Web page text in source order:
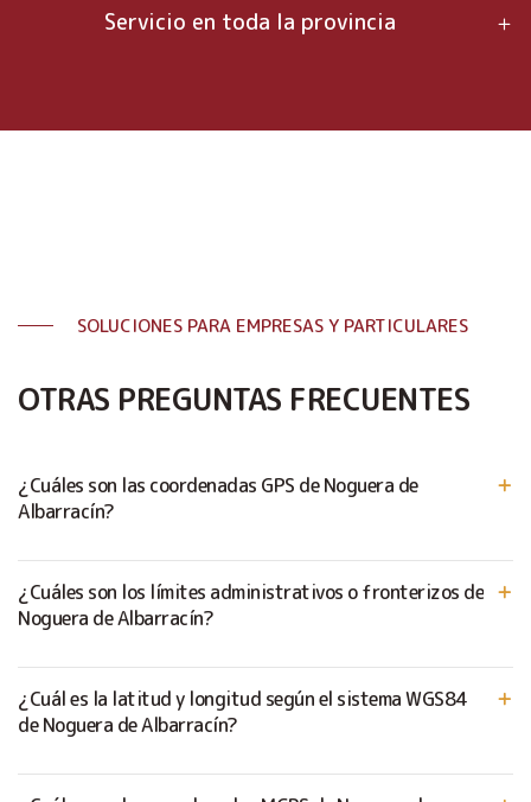
Servicio en toda la provincia
SOLUCIONES PARA EMPRESAS Y PARTICULARES
OTRAS PREGUNTAS FRECUENTES
¿Cuáles son las coordenadas GPS de Noguera de
Albarracín?
¿Cuáles son los límites administrativos o fronterizos de
Noguera de Albarracín?
¿Cuál es la latitud y longitud según el sistema WGS84
de Noguera de Albarracín?